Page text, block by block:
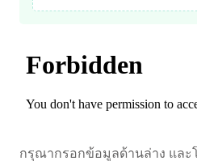
กรุณากรอกข้อมูลด้านล่าง และ